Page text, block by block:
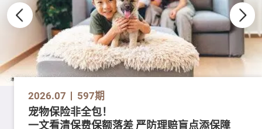
2026.07 597期
宠物保险非全包！
一文看清保费保额落差 严防理赔盲点添保障